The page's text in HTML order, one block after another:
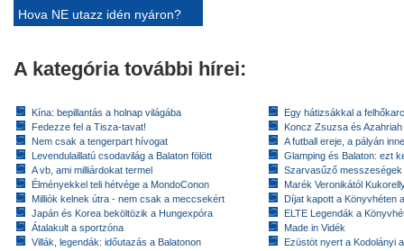
Hova NE utazz idén nyáron?
A kategória további hírei:
Kína: bepillantás a holnap világába
Fedezze fel a Tisza-tavat!
Nem csak a tengerpart hívogat
Levendulaillatú csodavilág a Balaton fölött
A vb, ami milliárdokat termel
Élményekkel teli hétvége a MondoConon
Milliók kelnek útra - nem csak a meccsekért
Japán és Korea beköltözik a Hungexpóra
Átalakult a sportzóna
Villák, legendák: időutazás a Balatonon
Egy hátizsákkal a
Koncz Zsuzsa és
A futball ereje, a pályán
Glamping és Balaton: ezt
Szarvasűző messzeségek
Marék Veronikától
Díjat kapott a Könyvhéten
ELTE Legendák a
Made in Vidék
Ezüstöt nyert a Kodolányi